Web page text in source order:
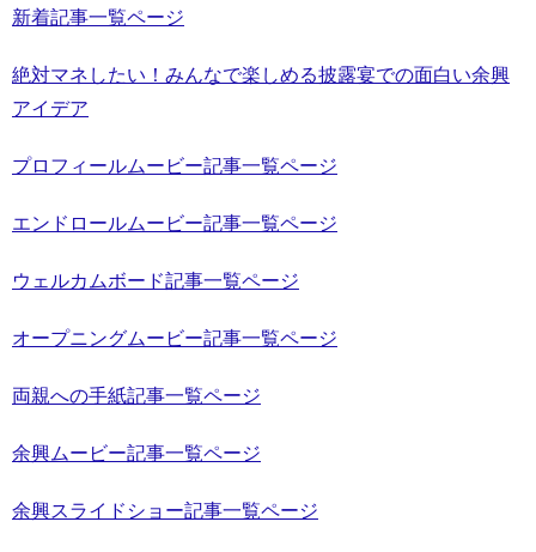
新着記事一覧ページ
絶対マネしたい！みんなで楽しめる披露宴での面白い余興
アイデア
プロフィールムービー記事一覧ページ
エンドロールムービー記事一覧ページ
ウェルカムボード記事一覧ページ
オープニングムービー記事一覧ページ
両親への手紙記事一覧ページ
余興ムービー記事一覧ページ
余興スライドショー記事一覧ページ